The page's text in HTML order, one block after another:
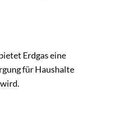
Erdgas eine
für Haushalte